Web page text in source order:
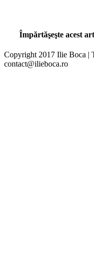
Împărtăşeşte acest
Facebook
Twitter
Linkedin
Google+
Pinterest
Copyright 2017 Ilie Boca |
Email
contact@ilieboca.ro